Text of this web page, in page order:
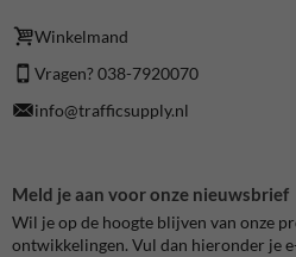
Winkelmand
Vragen? 038-7920070
info@trafficsupply.nl
Meld je aan voor onze nieuwsbrief
Wil je op de hoogte blijven van onze
ontwikkelingen. Vul dan hieronder je